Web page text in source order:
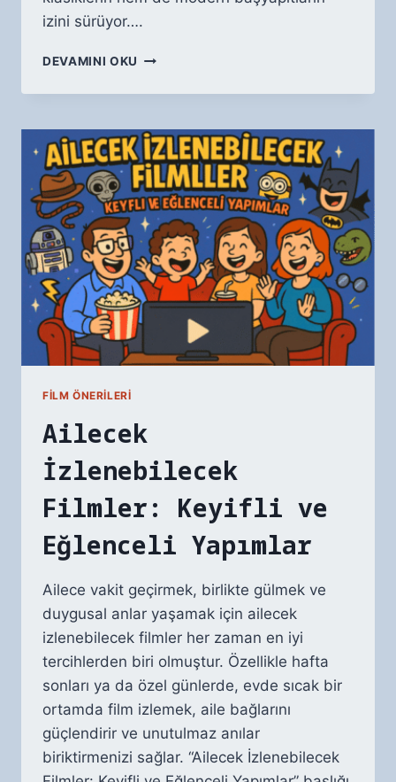
izini sürüyor….
DEVAMINI OKU ROMANTIK
ÖNERILERI:
VE
UNUTULMAZ
YAPIMLAR
FILM ÖNERILERI
Ailecek
İzlenebilecek
Filmler: Keyifli ve
Eğlenceli Yapımlar
Ailece vakit geçirmek, birlikte gülmek ve
duygusal anlar yaşamak için ailecek
izlenebilecek filmler her zaman en iyi
tercihlerden biri olmuştur. Özellikle hafta
sonları ya da özel günlerde, evde sıcak bir
ortamda film izlemek, aile bağlarını
güçlendirir ve unutulmaz anılar
biriktirmenizi sağlar. “Ailecek İzlenebilecek